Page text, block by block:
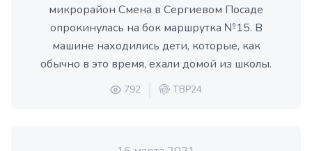
микрорайон Смена в Сергиевом Посаде
опрокинулась на бок маршрутка №15. В
машине находились дети, которые, как
обычно в это время, ехали домой из школы.
792 ТВР24